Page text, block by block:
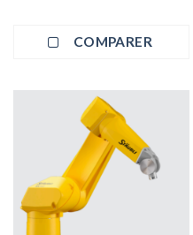
COMPARER